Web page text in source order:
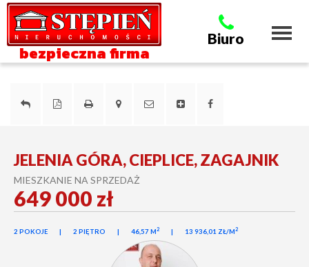
bezpieczna firma
Biuro
JELENIA GÓRA, CIEPLICE, ZAGAJNIK
MIESZKANIE NA SPRZEDAŻ
2 POKOJE 2 PIĘTRO 46,57 M2 13 936,01 ZŁ/M2
649 000 zł